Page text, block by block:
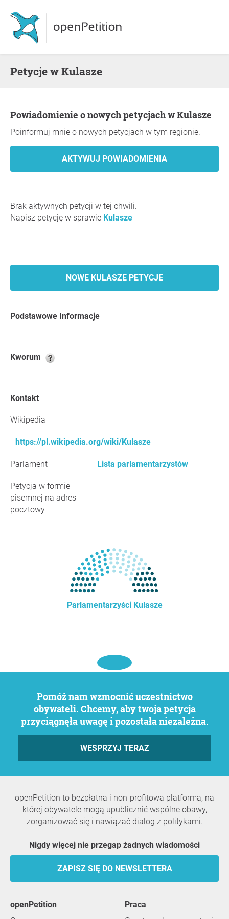
Petycje w Kulasze
Powiadomienie o nowych petycjach w Kulasze
Poinformuj mnie o nowych petycjach w tym regionie.
Brak aktywnych petycji w tej chwili.
Napisz petycję w sprawie Kulasze
NOWE KULASZE PETYCJE
Podstawowe Informacje
Kworum
Kontakt
Wikipedia
https://pl.wikipedia.org/wiki/Kulasze
Parlament Lista parlamentarzystów
Petycja w formie
pisemnej na adres
pocztowy
Parlamentarzyści Kulasze
Pomóż nam wzmocnić uczestnictwo
obywateli. Chcemy, aby twoja petycja
przyciągnęła uwagę i pozostała niezależna.
WESPRZYJ TERAZ
openPetition to bezpłatna i non-profitowa platforma, na
której obywatele mogą upublicznić wspólne obawy,
zorganizować się i nawiązać dialog z politykami.
Nigdy więcej nie przegap żadnych wiadomości
ZAPISZ SIĘ DO NEWSLETTERA
openPetition
praca